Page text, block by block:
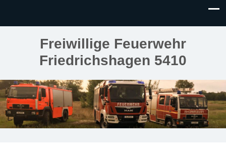
Freiwillige Feuerwehr
Friedrichshagen 5410